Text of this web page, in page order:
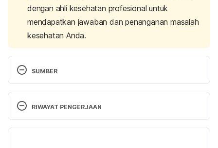
dengan ahli kesehatan profesional untuk
mendapatkan jawaban dan penanganan masalah
kesehatan Anda.
SUMBER
(2020). Retrieved 3 February 2020, from
https://www.whattoexpect.com/pregnancy/week-
RIWAYAT PENGERJAAN